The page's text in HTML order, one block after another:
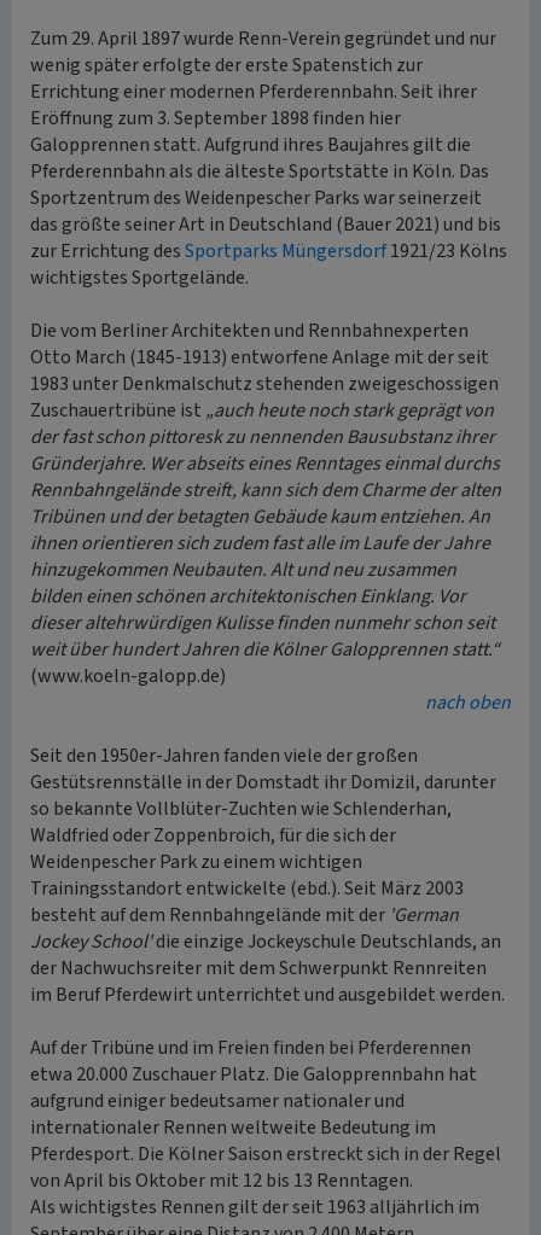
Zum 29. April 1897 wurde Renn-Verein gegründet und nur
wenig später erfolgte der erste Spatenstich zur
Errichtung einer modernen Pferderennbahn. Seit ihrer
Eröffnung zum 3. September 1898 finden hier
Galopprennen statt. Aufgrund ihres Baujahres gilt die
Pferderennbahn als die älteste Sportstätte in Köln. Das
Sportzentrum des Weidenpescher Parks war seinerzeit
das größte seiner Art in Deutschland (Bauer 2021) und bis
zur Errichtung desSportparks Müngersdorf1921/23 Kölns
wichtigstes Sportgelände.
Die vom Berliner Architekten und Rennbahnexperten
Otto March (1845-1913) entworfene Anlage mit der seit
1983 unter Denkmalschutz stehenden zweigeschossigen
Zuschauertribüne ist „auch heute noch stark geprägt von
der fast schon pittoresk zu nennenden Bausubstanz ihrer
Gründerjahre. Wer abseits eines Renntages einmal durchs
Rennbahngelände streift, kann sich dem Charme der alten
Tribünen und der betagten Gebäude kaum entziehen. An
ihnen orientieren sich zudem fast alle im Laufe der Jahre
hinzugekommen Neubauten. Alt und neu zusammen
bilden einen schönen architektonischen Einklang. Vor
dieser altehrwürdigen Kulisse finden nunmehr schon seit
weit über hundert Jahren die Kölner Galopprennen statt.“
(www.koeln-galopp.de)
nach oben
Seit den 1950er-Jahren fanden viele der großen
Gestütsrennställe in der Domstadt ihr Domizil, darunter
so bekannte Vollblüter-Zuchten wie Schlenderhan,
Waldfried oder Zoppenbroich, für die sich der
Weidenpescher Park zu einem wichtigen
Trainingsstandort entwickelte (ebd.). Seit März 2003
besteht auf dem Rennbahngelände mit der 'German
Jockey School'die einzige Jockeyschule Deutschlands, an
der Nachwuchsreiter mit dem Schwerpunkt Rennreiten
im Beruf Pferdewirt unterrichtet und ausgebildet werden.
Auf der Tribüne und im Freien finden bei Pferderennen
etwa 20.000 Zuschauer Platz. Die Galopprennbahn hat
aufgrund einiger bedeutsamer nationaler und
internationaler Rennen weltweite Bedeutung im
Pferdesport. Die Kölner Saison erstreckt sich in der Regel
von April bis Oktober mit 12 bis 13 Renntagen.
Als wichtigstes Rennen gilt der seit 1963 alljährlich im